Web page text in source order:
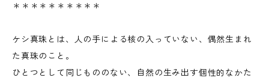
＊＊＊＊＊＊＊＊＊＊
ケシ真珠とは、人の手による核の入っていない、偶然生まれ
た真珠のこと。
ひとつとして同じもののない、自然の生み出す個性的なかた